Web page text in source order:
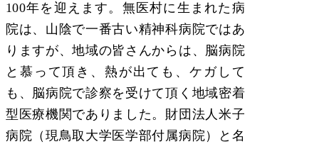
100年を迎えます。無医村に生まれた病
院は、山陰で一番古い精神科病院ではあ
りますが、地域の皆さんからは、脳病院
と慕って頂き、熱が出ても、ケガして
も、脳病院で診察を受けて頂く地域密着
型医療機関でありました。財団法人米子
病院（現鳥取大学医学部付属病院）と名